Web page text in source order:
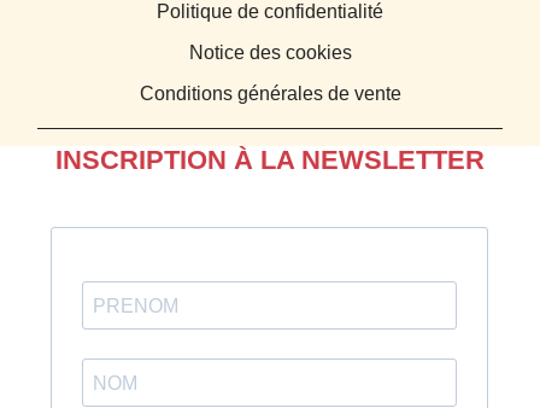
Politique de confidentialité
Notice des cookies
Conditions générales de vente
INSCRIPTION À LA NEWSLETTER